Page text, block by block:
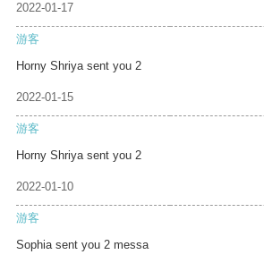
2022-01-17
游客
Horny Shriya sent you 2
2022-01-15
游客
Horny Shriya sent you 2
2022-01-10
游客
Sophia sent you 2 messa